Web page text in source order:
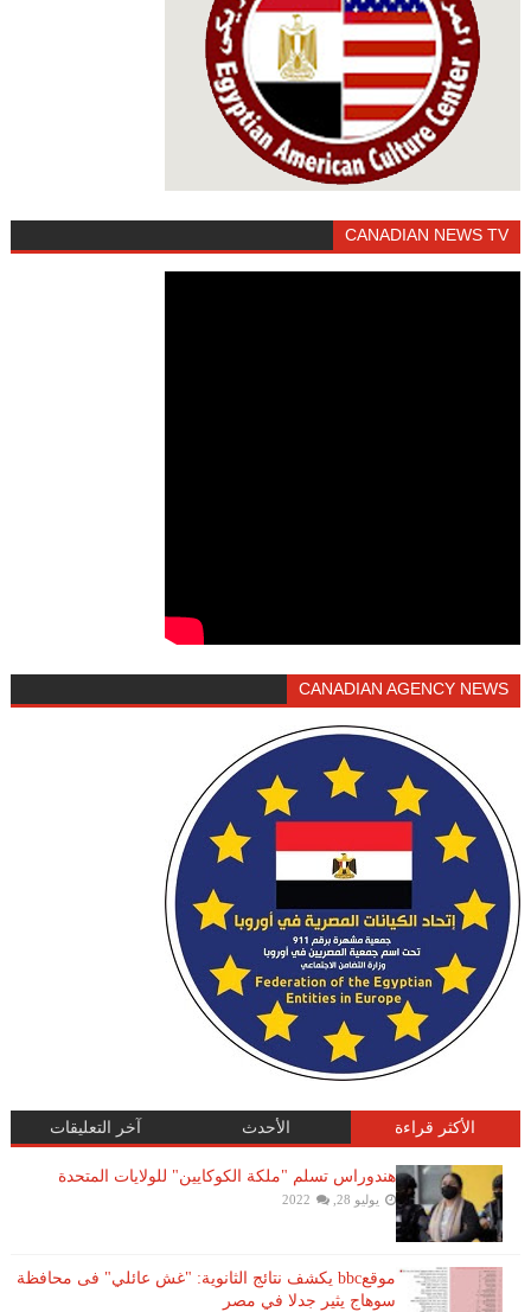
CANADIAN NEWS TV
CANADIAN AGENCY NEWS
الأكثر قراءة الأحدث آخر التعليقات
هندوراس تسلم "ملكة الكوكايين" للولايات المتحدة
يوليو 28, 2022
موقعbbc يكشف نتائج الثانوية: "غش عائلي" فى محافظة
سوهاج يثير جدلا في مصر